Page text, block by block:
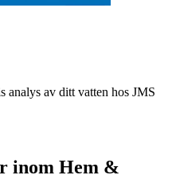
analys av ditt vatten hos JMS
inom Hem &